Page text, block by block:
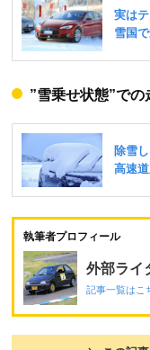
”雪乗せ状態”での
執筆者プロフィール
外部ライ
記事一覧はこ